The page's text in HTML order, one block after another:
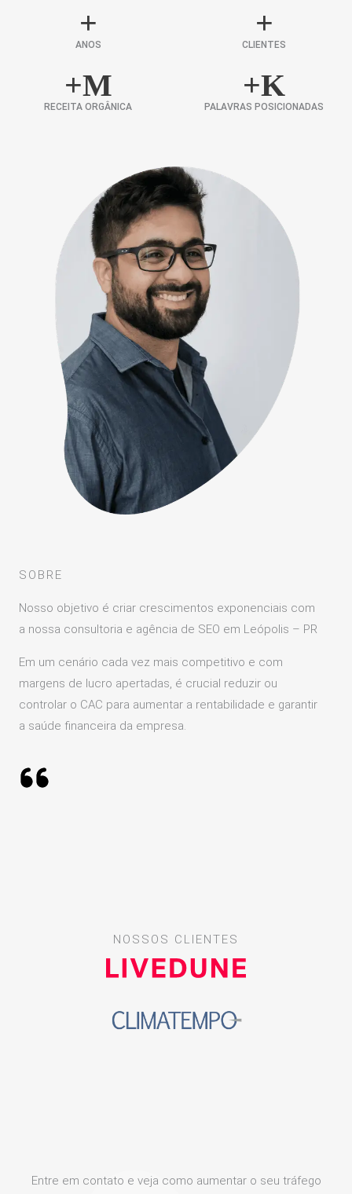
+
ANOS
+
CLIENTES
+M
RECEITA ORGÂNICA
+K
PALAVRAS POSICIONADAS
SOBRE
Nosso objetivo é criar crescimentos exponenciais com
a nossa consultoria e agência de SEO em Leópolis – PR
Em um cenário cada vez mais competitivo e com
margens de lucro apertadas, é crucial reduzir ou
controlar o CAC para aumentar a rentabilidade e garantir
a saúde financeira da empresa.
NOSSOS CLIENTES
Entre em contato e veja como aumentar o seu tráfego